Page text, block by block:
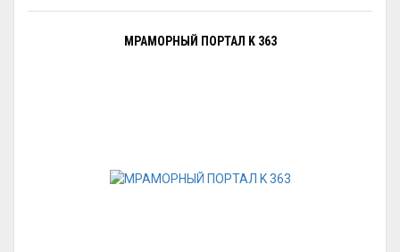
МРАМОРНЫЙ ПОРТАЛ K 363